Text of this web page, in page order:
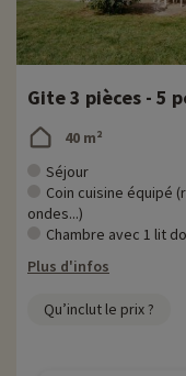
Gite 3 pièces - 5
40 m²
Séjour
Coin cuisine équipé
ondes...)
Chambre avec 1 lit
Plus d'infos
Qu’inclut le prix ?